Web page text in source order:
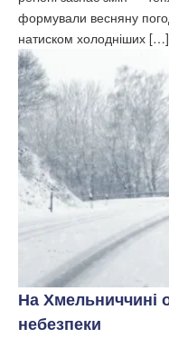
формували весняну
натиском холодніших […]
На Хмельниччині
небезпеки